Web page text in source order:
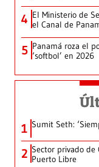
4 El Ministerio de
el Canal de
5 Panamá roza el
‘softbol’ en 2026
1 Sumit Seth:
2 Sector privado
Puerto Libre